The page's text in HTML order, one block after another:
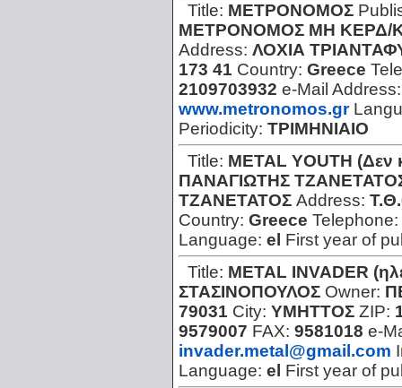
Title: ΜΕΤΡΟΝΟΜΟΣ
ΜΕΤΡΟΝΟΜΟΣ ΜΗ ΚΕΡΔ/
Address: ΛΟΧΙΑ
173 41 Country: Greece
2109703932 e-Mail
www.metronomos.gr
Periodicity: ΤΡΙΜΗΝΙΑΙΟ
Title: METAL YOUTH (Δεν
ΠΑΝΑΓΙΩΤΗΣ
ΤΖΑΝΕΤΑΤΟΣ Address:
Country: Greece Telephone:
Language: el First year of
Title: METAL INVADER
ΣΤΑΣΙΝΟΠΟΥΛΟΣ Owner:
79031 City: ΥΜΗΤΤΟΣ ZIP:
9579007 FAX: 9581018 e-
invader.metal@gmail.com
Language: el First year of